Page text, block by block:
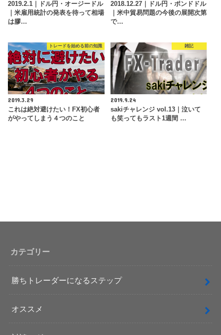
2019.2.1｜ドル円・オージードル
｜米雇用統計の発表を待って相場
は膠…
2018.12.27｜ドル円・ポンドドル
｜米中貿易問題の今後の展開次第
で…
トレードを始める前の知識
2019.3.29
これは絶対避けたい！FX初心者
がやってしまう４つのこと
雑記
2019.9.24
sakiチャレンジ vol.13｜泣いて
も笑ってもラスト1週間 …
カテゴリー
勝ちトレーダーになるステップ
オススメ